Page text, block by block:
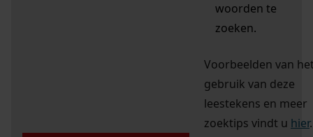
woorden te
zoeken.
Voorbeelden van
gebruik van deze
leestekens en meer
zoektips vindt u hier.